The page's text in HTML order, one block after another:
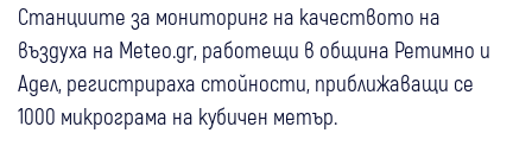
Станциите за мониторинг на качеството на
въздуха на Meteo.gr, работещи в община Ретимно и
Адел, регистрираха стойности, приближаващи се
1000 микрограма на кубичен метър.